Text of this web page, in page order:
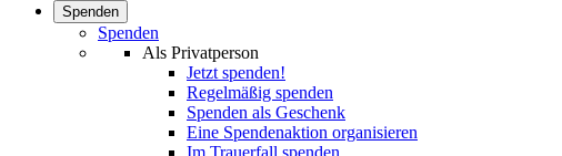
Spenden
Spenden
Als Privatperson
Jetzt spenden!
Regelmäßig spenden
Spenden als Geschenk
Eine Spendenaktion organisieren
Im Trauerfall spenden